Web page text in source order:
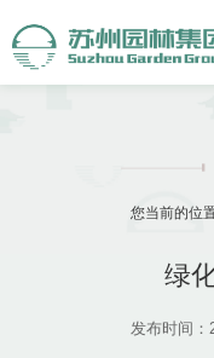
您当前的位
绿
发布时间：